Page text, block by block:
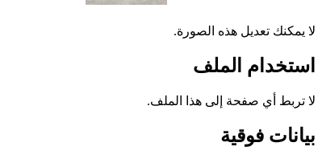
لا يمكنك تعديل هذه الصورة.
استخدام الملف
لا تربط أي صفحة إلى هذا الملف.
بيانات فوقية